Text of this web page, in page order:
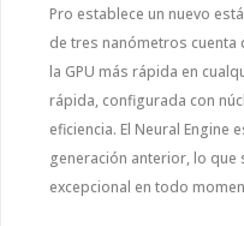
Pro establece un nuevo
de tres nanómetros
la GPU más rápida en
rápida, configurada con
eficiencia. El Neural Engine
generación anterior, lo
excepcional en todo